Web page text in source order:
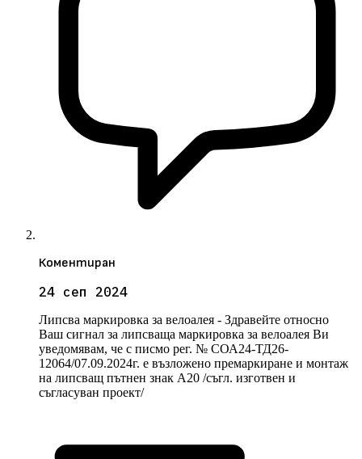
Коментиран
24 сеп 2024
Липсва маркировка за велоалея - Здравейте относно
Ваш сигнал за липсваща маркировка за велоалея Ви
уведомявам, че с писмо рег. № СОА24-ТД26-
12064/07.09.2024г. е възложено премаркиране и монтаж
на липсващ пътнен знак А20 /съгл. изготвен и
съгласуван проект/